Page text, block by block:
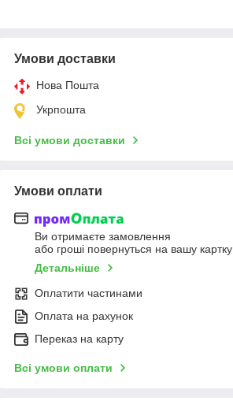
Умови доставки
Нова Пошта
Укрпошта
Всі умови доставки
Умови оплати
Ви отримаєте замовлення
або гроші повернуться на вашу картку
Детальніше
Оплатити частинами
Оплата на рахунок
Переказ на карту
Всі умови оплати